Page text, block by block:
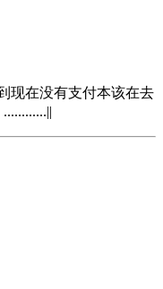
现在没有支付本该在去